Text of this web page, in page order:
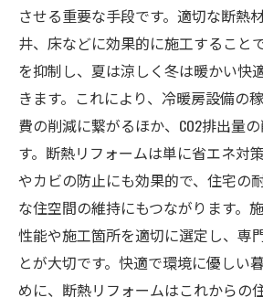
させる重要な手段です。適切な断熱
井、床などに効果的に施工すること
を抑制し、夏は涼しく冬は暖かい快
きます。これにより、冷暖房設備の
費の削減に繋がるほか、CO2排出量
す。断熱リフォームは単に省エネ対
やカビの防止にも効果的で、住宅の
な住空間の維持にもつながります。
性能や施工箇所を適切に選定し、専
とが大切です。快適で環境に優しい
めに、断熱リフォームはこれからの